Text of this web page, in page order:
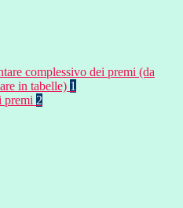
complessivo dei premi (da
in tabelle) 1
premi 2